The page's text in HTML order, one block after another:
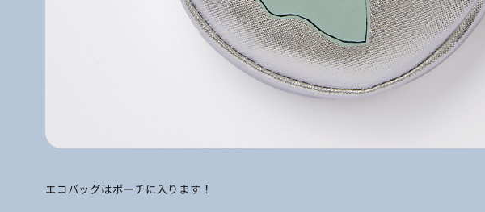
エコバッグはポーチに入ります！